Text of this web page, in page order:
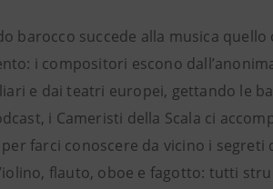
barocco succede alla musica
i compositori escono
e dai teatri europei, gettando le
i Cameristi della Scala ci
per farci conoscere da vicino i
flauto, oboe e fagotto: tutti